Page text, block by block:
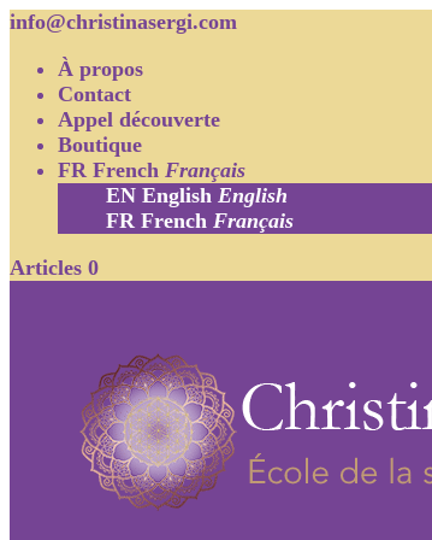
info@christinasergi.com
À propos
Contact
Appel découverte
Boutique
FR French Français
EN English English
FR French Français
Articles 0